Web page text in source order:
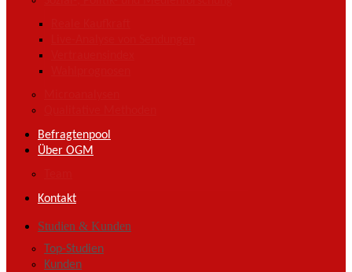
Befragtenpool
Über OGM
Kontakt
Studien & Kunden
Top-Studien
Kunden